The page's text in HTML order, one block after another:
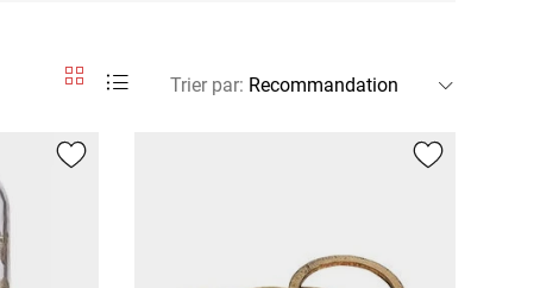
Trier par: